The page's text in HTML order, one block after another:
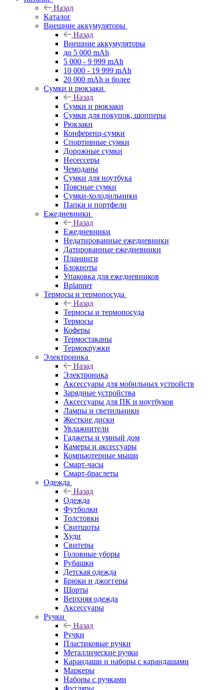
Назад
Каталог
Внешние аккумуляторы
Назад
Внешние аккумуляторы
до 5 000 mAh
5 000 - 9 999 mAh
10 000 - 19 999 mAh
20 000 mAh и более
Сумки и рюкзаки
Назад
Сумки и рюкзаки
Сумки для покупок, шопперы
Рюкзаки
Конференц-сумки
Спортивные сумки
Дорожные сумки
Несессеры
Чемоданы
Сумки для ноутбука
Поясные сумки
Сумки-холодильники
Папки и портфели
Ежедневники
Назад
Ежедневники
Недатированные ежедневники
Датированные ежедневники
Планинги
Блокноты
Упаковка для ежедневников
Bplanner
Термосы и термопосуда
Назад
Термосы и термопосуда
Термосы
Коферы
Термостаканы
Термокружки
Электроника
Назад
Электроника
Аксессуары для мобильных устройств
Зарядные устройства
Аксессуары для ПК и ноутбуков
Лампы и светильники
Жесткие диски
Увлажнители
Гаджеты и умный дом
Камеры и аксессуары
Компьютерные мыши
Смарт-часы
Смарт-браслеты
Одежда
Назад
Одежда
Футболки
Толстовки
Свитшоты
Худи
Свитеры
Головные уборы
Рубашки
Детская одежда
Брюки и джоггеры
Шорты
Верхняя одежда
Аксессуары
Ручки
Назад
Ручки
Пластиковые ручки
Металлические ручки
Карандаши и наборы с карандашами
Маркеры
Наборы с ручками
Футляры